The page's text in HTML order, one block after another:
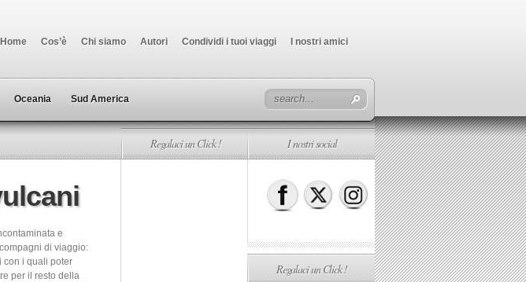
Home Cos’è Chi siamo Autori Condividi i tuoi viaggi I nostri amici
Oceania Sud America
e
di viaggio:
con i quali poter
per il resto della
Regalaci un Click ! I nostri social
Regalaci un Click !